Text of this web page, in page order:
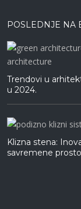
POSLEDNJE NA
Trendovi u
u 2024.
Klizna stena:
savremene